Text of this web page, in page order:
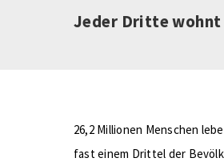
Jeder Dritte wohnt
26,2 Millionen Menschen
fast einem Drittel der